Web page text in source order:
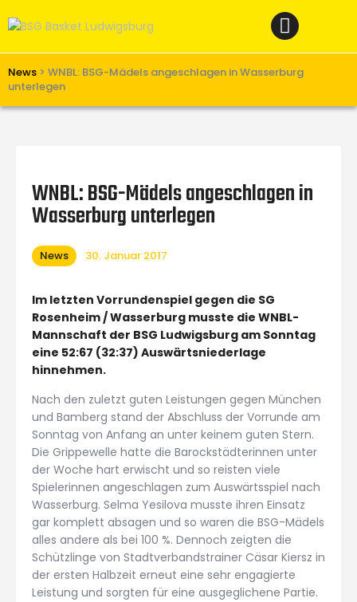
News > WNBL: BSG-Mädels angeschlagen in Wasserburg
unterlegen
Verein
Teams W
Unterstützen
Links
WNBL: BSG-Mädels angeschlagen in
Wasserburg unterlegen
News 30. Januar 2017
Im letzten Vorrundenspiel gegen die SG
Rosenheim / Wasserburg musste die WNBL-
Mannschaft der BSG Ludwigsburg am Sonntag
eine 52:67 (32:37) Auswärtsniederlage
hinnehmen.
Nach den zuletzt guten Leistungen gegen München
und Bamberg stand der Abschluss der Vorrunde am
Sonntag von Anfang an unter keinem guten Stern.
Die Grippewelle hatte die Barockstädterinnen unter
der Woche hart erwischt und so reisten viele
Spielerinnen angeschlagen zum Auswärtsspiel nach
Wasserburg. Selma Yesilova musste ihren Einsatz
gar komplett absagen und so waren die BSG-Mädels
alles andere als bei 100 %. Dennoch zeigten die
Schützlinge von Stadtverbandstrainer Cäsar Kiersz in
der ersten Halbzeit erneut eine sehr engagierte
Leistung und sorgten für eine ausgeglichene Partie.